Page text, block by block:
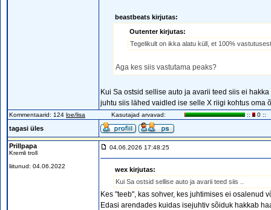
beastbeats kirjutas:
Outenter kirjutas:
Tegelikult on ikka alatu küll, et 100%
Aga kes siis vastutama peaks?
Kui Sa ostsid sellise auto ja avarii teed siis ei
juhtu siis lähed vaidled ise selle X riigi kohtus oma
Kommentaarid: 124 loe/lisa Kasutajad arvavad: :: 0 ::
tagasi üles
Prillpapa
Kremli troll
liitunud: 04.06.2022
04.06.2026 17:48:25
wex kirjutas:
Kui Sa ostsid sellise auto ja avarii teed siis ..
Kes "teeb", kas sohver, kes juhtimises ei osalenud
Edasi arendades kuidas isejuhtiv sõiduk hakkab